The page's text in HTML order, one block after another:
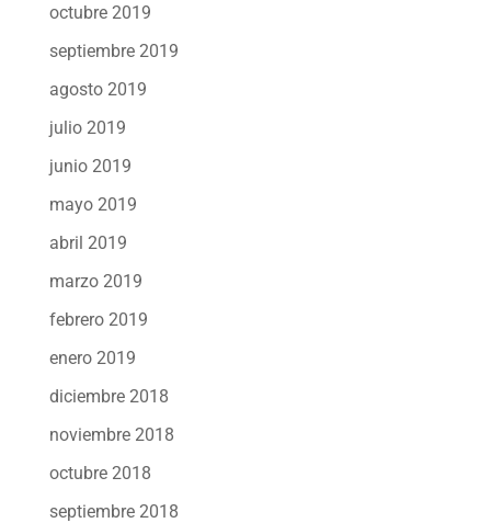
octubre 2019
septiembre 2019
agosto 2019
julio 2019
junio 2019
mayo 2019
abril 2019
marzo 2019
febrero 2019
enero 2019
diciembre 2018
noviembre 2018
octubre 2018
septiembre 2018